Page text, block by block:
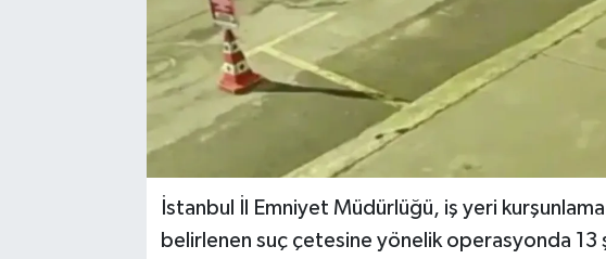
İstanbul İl Emniyet Müdürlüğü, iş yeri kurşunlama
belirlenen suç çetesine yönelik operasyonda 13